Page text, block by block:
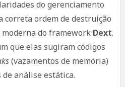
do gerenciamento
correta ordem de destruição
do framework Dext.
que elas sugiram códigos
(vazamentos de memória)
análise estática.